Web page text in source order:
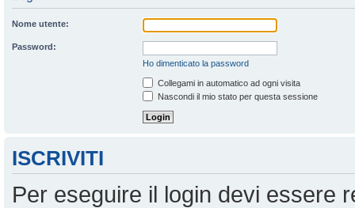
Nome utente:
Password:
Ho dimenticato la password
Collegami in automatico ad ogni visita
Nascondi il mio stato per questa sessione
ISCRIVITI
Per eseguire il login devi essere